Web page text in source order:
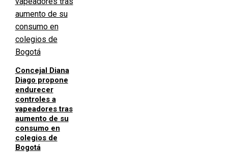
Concejal Diana
Diago propone
endurecer
controles a
vapeadores tras
aumento de su
consumo en
colegios de
Bogotá